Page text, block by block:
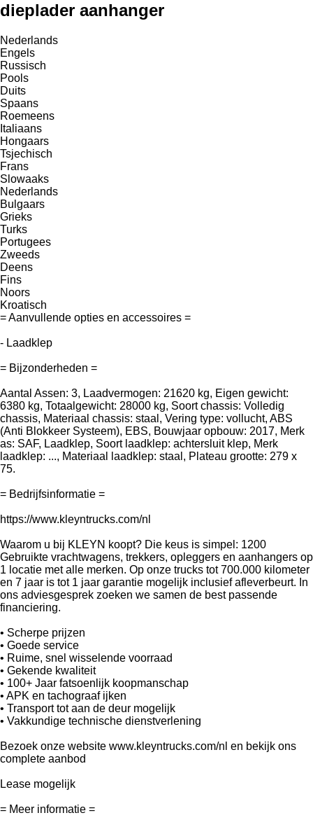
dieplader aanhanger
Nederlands
Engels
Russisch
Pools
Duits
Spaans
Roemeens
Italiaans
Hongaars
Tsjechisch
Frans
Slowaaks
Nederlands
Bulgaars
Grieks
Turks
Portugees
Zweeds
Deens
Fins
Noors
Kroatisch
= Aanvullende opties en accessoires =
- Laadklep
= Bijzonderheden =
Aantal Assen: 3, Laadvermogen: 21620 kg, Eigen gewicht:
6380 kg, Totaalgewicht: 28000 kg, Soort chassis: Volledig
chassis, Materiaal chassis: staal, Vering type: vollucht, ABS
(Anti Blokkeer Systeem), EBS, Bouwjaar opbouw: 2017, Merk
as: SAF, Laadklep, Soort laadklep: achtersluit klep, Merk
laadklep: ..., Materiaal laadklep: staal, Plateau grootte: 279 x
75.
= Bedrijfsinformatie =
https://www.kleyntrucks.com/nl
Waarom u bij KLEYN koopt? Die keus is simpel: 1200
Gebruikte vrachtwagens, trekkers, opleggers en aanhangers op
1 locatie met alle merken. Op onze trucks tot 700.000 kilometer
en 7 jaar is tot 1 jaar garantie mogelijk inclusief afleverbeurt. In
ons adviesgesprek zoeken we samen de best passende
financiering.
• Scherpe prijzen
• Goede service
• Ruime, snel wisselende voorraad
• Gekende kwaliteit
• 100+ Jaar fatsoenlijk koopmanschap
• APK en tachograaf ijken
• Transport tot aan de deur mogelijk
• Vakkundige technische dienstverlening
Bezoek onze website www.kleyntrucks.com/nl en bekijk ons
complete aanbod
Lease mogelijk
= Meer informatie =